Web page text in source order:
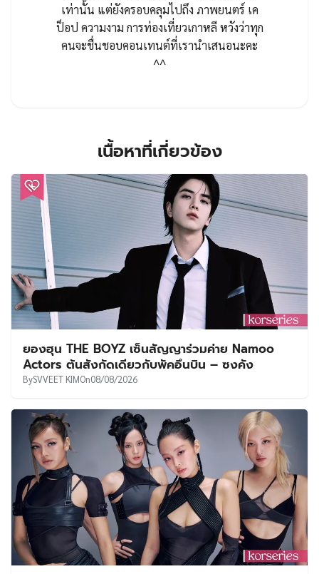
เท่านั้น แต่ยังครอบคลุมไปถึง ภาพยนตร์ เค
ป็อป ความงาม การท่องเที่ยวเกาหลี หวังว่าทุก
คนจะชื่นชอบคอนเทนต์ที่เรานำเสนอนะคะ
^^
เนื้อหาที่เกี่ยวข้อง
ยองฮุน THE BOYZ เซ็นสัญญาร่วมค่าย Namoo
Actors ต้นสังกัดเดียวกับพัคอึนบิน – ซงคัง
BySVVEET KIMOn08/08/2026